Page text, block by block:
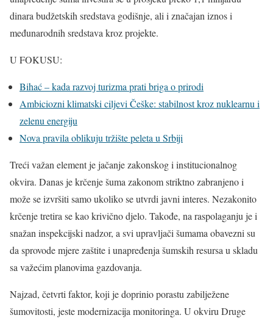
dinara budžetskih sredstava godišnje, ali i značajan iznos i
međunarodnih sredstava kroz projekte.
U FOKUSU:
Bihać – kada razvoj turizma prati briga o prirodi
Ambiciozni klimatski ciljevi Češke: stabilnost kroz nuklearnu i
zelenu energiju
Nova pravila oblikuju tržište peleta u Srbiji
Treći važan element je jačanje zakonskog i institucionalnog
okvira. Danas je krčenje šuma zakonom striktno zabranjeno i
može se izvršiti samo ukoliko se utvrdi javni interes. Nezakonito
krčenje tretira se kao krivično djelo. Takođe, na raspolaganju je i
snažan inspekcijski nadzor, a svi upravljači šumama obavezni su
da sprovode mjere zaštite i unapređenja šumskih resursa u skladu
sa važećim planovima gazdovanja.
Najzad, četvrti faktor, koji je doprinio porastu zabilježene
šumovitosti, jeste modernizacija monitoringa. U okviru Druge